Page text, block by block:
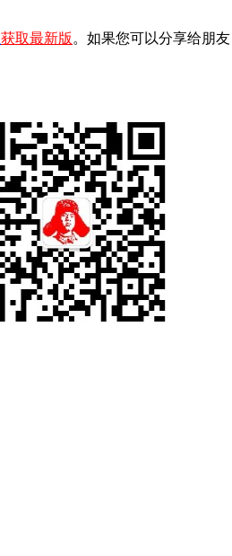
获取最新版 。如果您可以分享给朋